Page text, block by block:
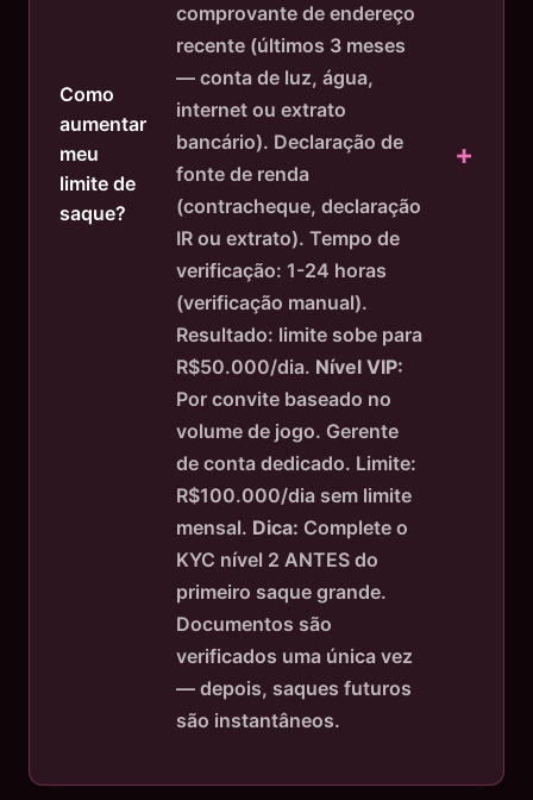
Como
aumentar
meu
limite de
saque?
comprovante de endereço
recente (últimos 3 meses
— conta de luz, água,
internet ou extrato
bancário). Declaração de
fonte de renda
(contracheque, declaração
IR ou extrato). Tempo de
verificação: 1-24 horas
(verificação manual).
Resultado: limite sobe para
R$50.000/dia. Nível VIP:
Por convite baseado no
volume de jogo. Gerente
de conta dedicado. Limite:
R$100.000/dia sem limite
mensal. Dica: Complete o
KYC nível 2 ANTES do
primeiro saque grande.
Documentos são
verificados uma única vez
— depois, saques futuros
são instantâneos.